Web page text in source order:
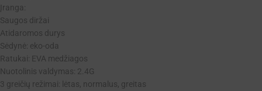
Įranga:
Saugos diržai
Atidaromos durys
Sėdynė: eko-oda
Ratukai: EVA medžiagos
Nuotolinis valdymas: 2.4G
3 greičių režimai: lėtas, normalus, greitas